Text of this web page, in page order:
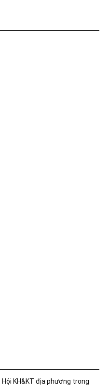
KH&KT địa phương trong